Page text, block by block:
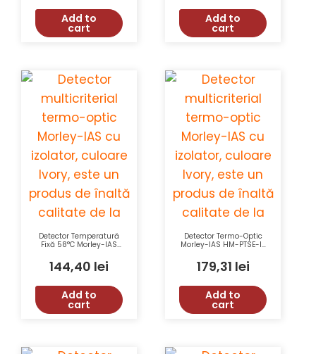
Add to
cart
Add to
cart
Detector Temperatură
Fixă 58°C Morley-IAS
Honeywell HM-FHSE-I-
AP, Izolator, Culoare
Ivory, EN54-17, EN54-5
144,40 lei
Add to
cart
Detector Termo-Optic
Morley-IAS HM-PTSE-I-
AP cu Izolator,
Honeywell, Fildes, EN54
179,31 lei
Add to
cart